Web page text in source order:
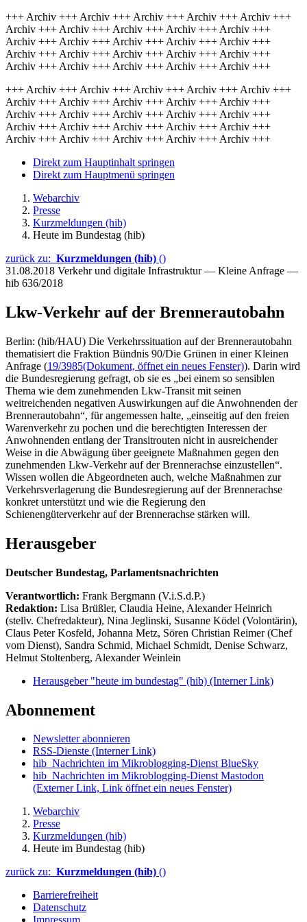
+++ Archiv +++ Archiv +++ Archiv +++ Archiv +++ Archiv +++
Archiv +++ Archiv +++ Archiv +++ Archiv +++ Archiv +++
Archiv +++ Archiv +++ Archiv +++ Archiv +++ Archiv +++
Archiv +++ Archiv +++ Archiv +++ Archiv +++ Archiv +++
Archiv +++ Archiv +++ Archiv +++ Archiv +++ Archiv +++
+++ Archiv +++ Archiv +++ Archiv +++ Archiv +++ Archiv +++
Archiv +++ Archiv +++ Archiv +++ Archiv +++ Archiv +++
Archiv +++ Archiv +++ Archiv +++ Archiv +++ Archiv +++
Archiv +++ Archiv +++ Archiv +++ Archiv +++ Archiv +++
Archiv +++ Archiv +++ Archiv +++ Archiv +++ Archiv +++
Direkt zum Hauptinhalt springen
Direkt zum Hauptmenü springen
Webarchiv
Presse
Kurzmeldungen (hib)
Heute im Bundestag (hib)
zurück zu: Kurzmeldungen (hib) ()
31.08.2018 Verkehr und digitale Infrastruktur — Kleine Anfrage —
hib 636/2018
Lkw-Verkehr auf der Brennerautobahn
Berlin: (hib/HAU) Die Verkehrssituation auf der Brennerautobahn
thematisiert die Fraktion Bündnis 90/Die Grünen in einer Kleinen
Anfrage (19/3985(Dokument, öffnet ein neues Fenster)). Darin wird
die Bundesregierung gefragt, ob sie es „bei einem so sensiblen
Thema wie dem zunehmenden Lkw-Transit mit seinen
weitreichenden negativen Auswirkungen auf die Anwohnenden der
Brennerautobahn“, für angemessen halte, „einseitig auf den freien
Warenverkehr zu pochen und die berechtigten Interessen der
Anwohnenden entlang der Transitrouten nicht in ausreichender
Weise in die Abwägung über geeignete Maßnahmen gegen den
zunehmenden Lkw-Verkehr auf der Brennerachse einzustellen“.
Wissen wollen die Abgeordneten auch, welche Maßnahmen zur
Verkehrsverlagerung die Bundesregierung auf der Brennerachse
konkret unterstützt und wie die Regierung den
Schienengüterverkehr auf der Brennerachse stärken will.
Herausgeber
Deutscher Bundestag, Parlamentsnachrichten
Verantwortlich: Frank Bergmann (V.i.S.d.P.)
Redaktion: Lisa Brüßler, Claudia Heine, Alexander Heinrich
(stellv. Chefredakteur), Nina Jeglinski, Susanne Ködel (Volontärin),
Claus Peter Kosfeld, Johanna Metz, Sören Christian Reimer (Chef
vom Dienst), Sandra Schmid, Michael Schmidt, Denise Schwarz,
Helmut Stoltenberg, Alexander Weinlein
Herausgeber "heute im bundestag" (hib) (Interner Link)
Abonnement
Newsletter abonnieren
RSS-Dienste (Interner Link)
hib_Nachrichten im Mikroblogging-Dienst BlueSky
hib_Nachrichten im Mikroblogging-Dienst Mastodon
(Externer Link, Link öffnet ein neues Fenster)
Webarchiv
Presse
Kurzmeldungen (hib)
Heute im Bundestag (hib)
zurück zu: Kurzmeldungen (hib) ()
Barrierefreiheit
Datenschutz